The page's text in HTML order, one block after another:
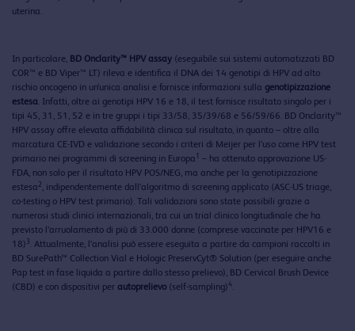
uterina.
In particolare, BD Onclarity™ HPV assay (eseguibile sui sistemi automatizzati BD
COR™ e BD Viper™ LT) rileva e identifica il DNA dei 14 genotipi di HPV ad alto
rischio oncogeno in un’unica analisi e fornisce informazioni sulla genotipizzazione
estesa. Infatti, oltre ai genotipi HPV 16 e 18, il test fornisce risultato singolo per i
tipi 45, 31, 51, 52 e in tre gruppi i tipi 33/58, 35/39/68 e 56/59/66. BD Onclarity™
HPV assay offre elevata affidabilità clinica sul risultato, in quanto – oltre alla
marcatura CE-IVD e validazione secondo i criteri di Meijer per l’uso come HPV test
primario nei programmi di screening in Europa 1 – ha ottenuto approvazione US-
FDA, non solo per il risultato HPV POS/NEG, ma anche per la genotipizzazione
estesa 2 , indipendentemente dall’algoritmo di screening applicato (ASC-US triage,
co-testing o HPV test primario). Tali validazioni sono state possibili grazie a
numerosi studi clinici internazionali, tra cui un trial clinico longitudinale che ha
previsto l’arruolamento di più di 33.000 donne (comprese vaccinate per HPV16 e
18) 3 . Attualmente, l’analisi può essere eseguita a partire da campioni raccolti in
BD SurePath™ Collection Vial e Hologic PreservCyt® Solution (per eseguire anche
Pap test in fase liquida a partire dallo stesso prelievo), BD Cervical Brush Device
(CBD) e con dispositivi per autoprelievo (self-sampling)4 .